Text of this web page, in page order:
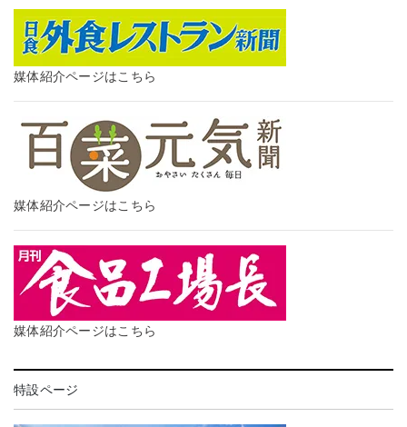
媒体紹介ページはこちら
媒体紹介ページはこちら
媒体紹介ページはこちら
特設ページ